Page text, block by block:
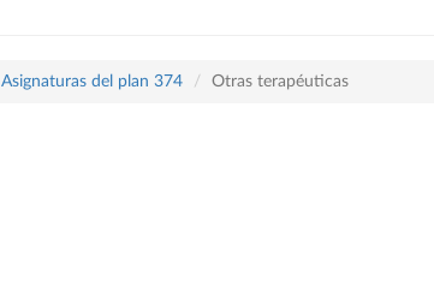
Asignaturas del plan 374 Otras terapéuticas